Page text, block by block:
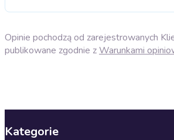
Opinie pochodzą od zarejestrowanych
publikowane zgodnie zWarunkami
Kategorie